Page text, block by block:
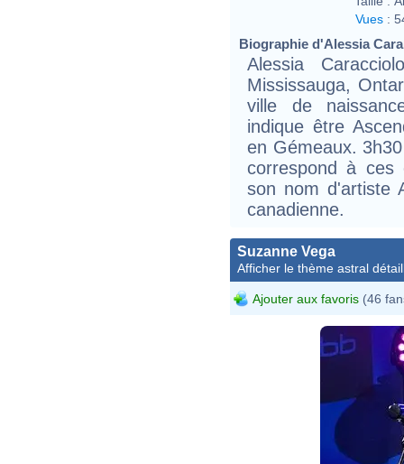
Vues :
Biographie d'Alessia
Alessia
Mississauga,
ville de
indique être
en Gémeaux.
correspond à ces
son nom d'artiste
canadienne.
Suzanne Vega
Afficher le thème astral
Ajouter aux favoris (46